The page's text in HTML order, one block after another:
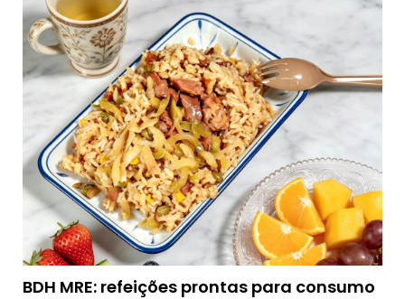
BDH MRE: refeições prontas para consumo